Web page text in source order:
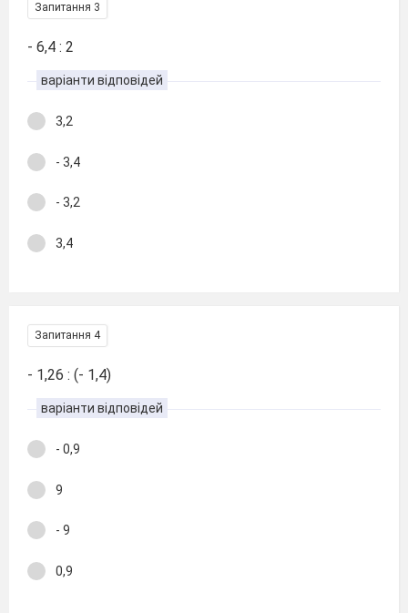
Запитання 3
- 6,4 : 2
варіанти відповідей
3,2
- 3,4
- 3,2
3,4
Запитання 4
- 1,26 : (- 1,4)
варіанти відповідей
- 0,9
9
- 9
0,9